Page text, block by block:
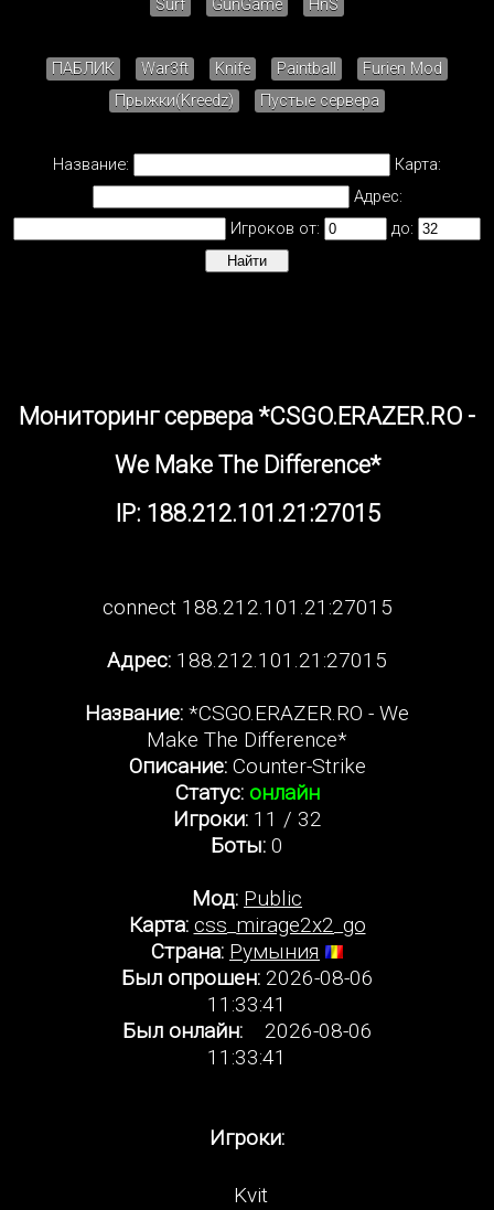
Surf GunGame HnS
ПАБЛИК War3ft Knife Paintball
Furien Mod
Прыжки(Kreedz)
Пустые сервера
Название:
Карта:
Адрес:
Игроков от:
до:
Мониторинг сервера *CSGO.ERAZER.RO -
We Make The Difference*
IP: 188.212.101.21:27015
connect 188.212.101.21:27015
Адрес: 188.212.101.21:27015
Название: *CSGO.ERAZER.RO - We
Make The Difference*
Описание:Counter-Strike
Статус: онлайн
Игроки:11 / 32
Боты: 0
Мод: Public
Карта: css_mirage2x2_go
Страна: Румыния
Был опрошен:2026-08-06
11:33:41
Был онлайн:2026-08-06
11:33:41
Игроки:
Kvit